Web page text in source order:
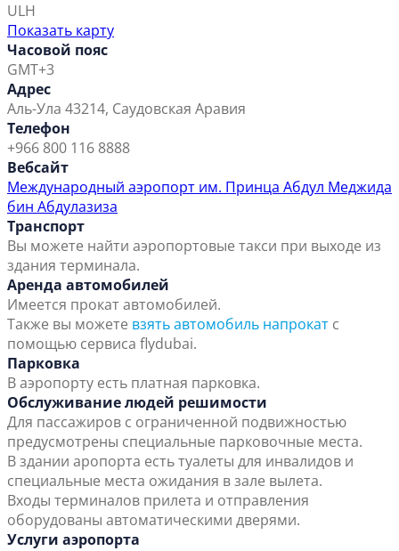
ULH
Показать карту
Часовой пояс
GMT+3
Адрес
Аль-Ула 43214, Саудовская Аравия
Телефон
+966 800 116 8888
Вебсайт
Международный аэропорт им. Принца Абдул Меджида
бин Абдулазиза
Транспорт
Вы можете найти аэропортовые такси при выходе из
здания терминала.
Аренда автомобилей
Имеется прокат автомобилей.
Также вы можете взять автомобиль напрокат с
помощью сервиса flydubai.
Парковка
В аэропорту есть платная парковка.
Обслуживание людей решимости
Для пассажиров с ограниченной подвижностью
предусмотрены специальные парковочные места.
В здании аропорта есть туалеты для инвалидов и
специальные места ожидания в зале вылета.
Входы терминалов прилета и отправления
оборудованы автоматическими дверями.
Услуги аэропорта